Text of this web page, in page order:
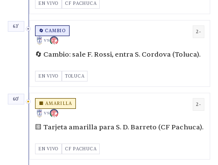
EN VIVO CF PACHUCA
63'
🔄 CAMBIO
VS
2-
🔄 Cambio: sale F. Rossi, entra S. Cordova (Toluca).
EN VIVO TOLUCA
60'
🟨 AMARILLA
VS
2-
🟨 Tarjeta amarilla para S. D. Barreto (CF Pachuca).
EN VIVO CF PACHUCA